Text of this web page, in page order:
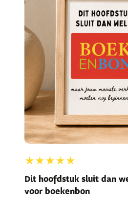
★★★★★
Dit hoofdstuk sluit dan
voor boekenbon